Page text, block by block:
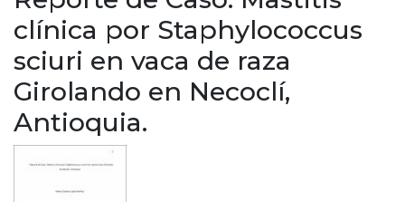
Statistics
clínica por Staphylococcus
sciuri en vaca de raza
Girolando en Necoclí,
Antioquia.